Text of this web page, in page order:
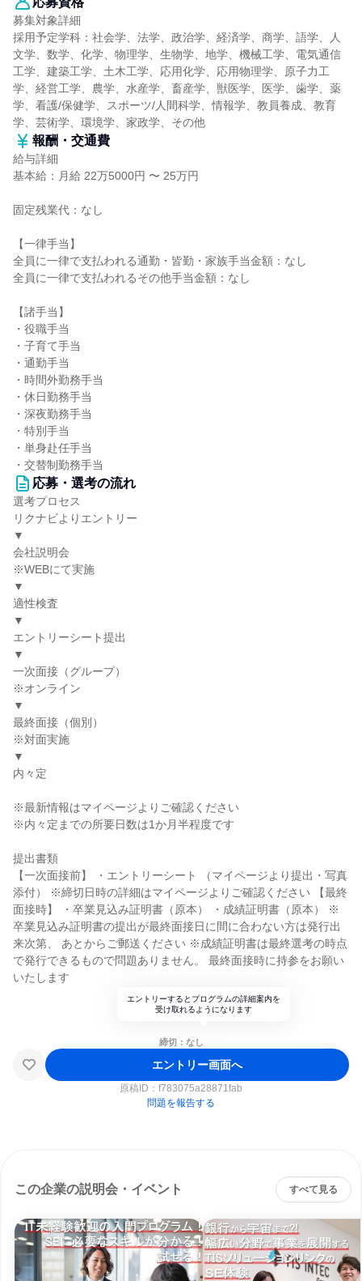
募集対象詳細
採用予定学科：社会学、法学、政治学、経済学、商学、語学、人
文学、数学、化学、物理学、生物学、地学、機械工学、電気通信
工学、建築工学、土木工学、応用化学、応用物理学、原子力工
学、経営工学、農学、水産学、畜産学、獣医学、医学、歯学、薬
学、看護/保健学、スポーツ/人間科学、情報学、教員養成、教育
学、芸術学、環境学、家政学、その他
報酬・交通費
給与詳細
基本給：月給 22万5000円 〜 25万円
固定残業代：なし
【一律手当】
全員に一律で支払われる通勤・皆勤・家族手当金額：なし
全員に一律で支払われるその他手当金額：なし
【諸手当】
・役職手当
・子育て手当
・通勤手当
・時間外勤務手当
・休日勤務手当
・深夜勤務手当
・特別手当
・単身赴任手当
・交替制勤務手当
応募・選考の流れ
選考プロセス
リクナビよりエントリー
▼
会社説明会
※WEBにて実施
▼
適性検査
▼
エントリーシート提出
▼
一次面接（グループ）
※オンライン
▼
最終面接（個別）
※対面実施
▼
内々定
※最新情報はマイページよりご確認ください
※内々定までの所要日数は1か月半程度です
提出書類
【一次面接前】 ・エントリーシート （マイページより提出・写真
添付） ※締切日時の詳細はマイページよりご確認ください 【最終
面接時】 ・卒業見込み証明書（原本） ・成績証明書（原本） ※
卒業見込み証明書の提出が最終面接日に間に合わない方は発行出
来次第、 あとからご郵送ください ※成績証明書は最終選考の時点
で発行できるもので問題ありません。 最終面接時に持参をお願い
いたします
エントリーするとプログラムの詳細案内を
受け取れるようになります
締切：なし
エントリー画面へ
原稿ID： f783075a28871fab
問題を報告する
この企業の説明会・イベント すべて見る